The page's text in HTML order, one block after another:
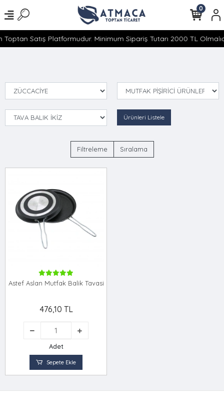
Satış Platformudur. Minimum Sipariş Tutarı 2000 TL
0
Ürünleri Listele
Filtreleme Sıralama
Astef Aslan Mutfak Balik Tavasi
476,10 TL
Adet
Sepete Ekle